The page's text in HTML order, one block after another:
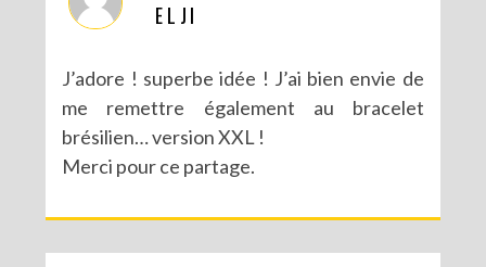
ELJI
J’adore ! superbe idée ! J’ai bien envie de
me remettre également au bracelet
brésilien… version XXL !
Merci pour ce partage.